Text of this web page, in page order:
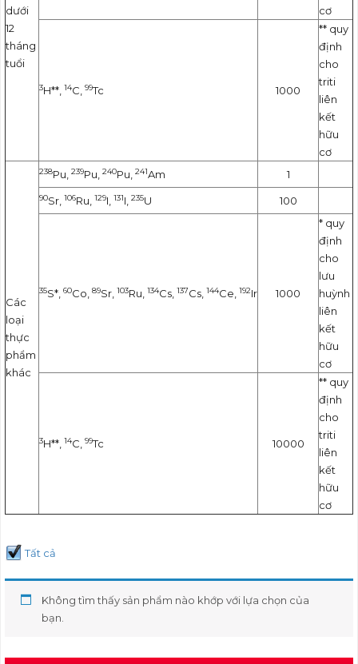
dưới
12
tháng
tuổi
cơ
3H**, 14C, 99Tc 1000
** quy
định
cho
triti
liên
kết
hữu
cơ
Các
loại
thực
phẩm
khác
238Pu, 239Pu, 240Pu, 241Am 1
90Sr, 106Ru, 129I, 131I, 235U 100
35S*, 60Co, 89Sr, 103Ru, 134Cs, 137Cs, 144Ce, 192Ir 1000
* quy
định
cho
lưu
huỳnh
liên
kết
hữu
cơ
3H**, 14C, 99Tc 10000
** quy
định
cho
triti
liên
kết
hữu
cơ
Tất cả
Không tìm thấy sản phẩm nào khớp với lựa chọn của
bạn.